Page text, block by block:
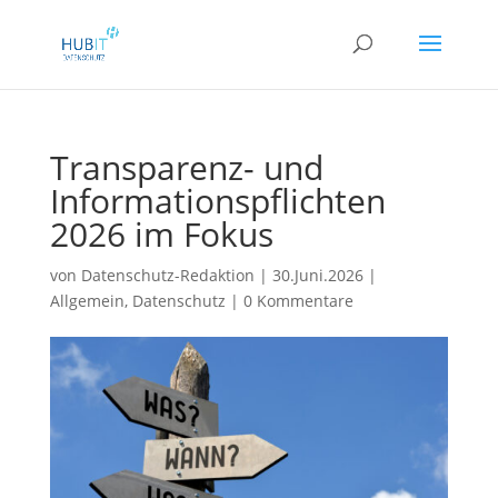
Transparenz- und
Informationspflichten
2026 im Fokus
von Datenschutz-Redaktion | 30.Juni.2026|
Allgemein, Datenschutz | 0 Kommentare